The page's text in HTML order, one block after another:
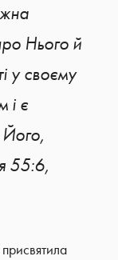
Нього й
у своєму
і є
55:6,